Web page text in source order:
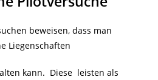
beweisen, dass man
Liegenschaften
kann. Diese leisten als